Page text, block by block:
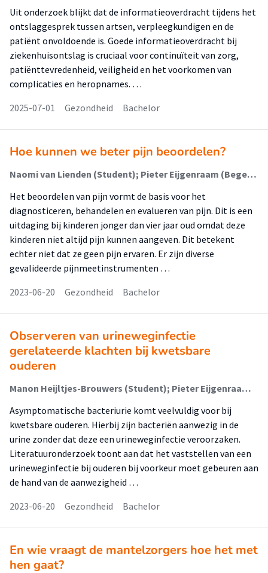
Uit onderzoek blijkt dat de informatieoverdracht tijdens het
ontslaggesprek tussen artsen, verpleegkundigen en de
patiënt onvoldoende is. Goede informatieoverdracht bij
ziekenhuisontslag is cruciaal voor continuïteit van zorg,
patiënttevredenheid, veiligheid en het voorkomen van
complicaties en heropnames. …
2025-07-01
Gezondheid Bachelor
Hoe kunnen we beter pijn beoordelen?
Naomi van Lienden (Student); Pieter Eijgenraam (Begeleider)
Het beoordelen van pijn vormt de basis voor het
diagnosticeren, behandelen en evalueren van pijn. Dit is een
uitdaging bij kinderen jonger dan vier jaar oud omdat deze
kinderen niet altijd pijn kunnen aangeven. Dit betekent
echter niet dat ze geen pijn ervaren. Er zijn diverse
gevalideerde pijnmeetinstrumenten …
2023-06-20
Gezondheid Bachelor
Observeren van urineweginfectie
gerelateerde klachten bij kwetsbare
ouderen
Manon Heijltjes-Brouwers (Student); Pieter Eijgenraam (Begeleider)
Asymptomatische bacteriurie komt veelvuldig voor bij
kwetsbare ouderen. Hierbij zijn bacteriën aanwezig in de
urine zonder dat deze een urineweginfectie veroorzaken.
Literatuuronderzoek toont aan dat het vaststellen van een
urineweginfectie bij ouderen bij voorkeur moet gebeuren aan
de hand van de aanwezigheid …
2023-06-20
Gezondheid Bachelor
En wie vraagt de mantelzorgers hoe het met
hen gaat?